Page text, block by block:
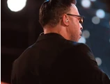
présents sont le plus
qui sont venus se
90 où la culture
télévisuel